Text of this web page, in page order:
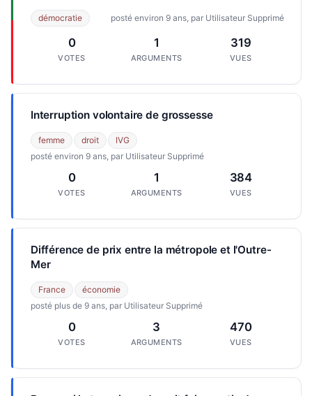
0
VOTES
1
ARGUMENTS
319
VUES
démocratie posté environ 9 ans, par Utilisateur Supprimé
0
VOTES
1
ARGUMENTS
384
VUES
Interruption volontaire de grossesse
femme droit
IVG
posté environ 9 ans, par Utilisateur Supprimé
0
VOTES
3
ARGUMENTS
470
VUES
Différence de prix entre la métropole et l'Outre-
Mer
France
économie
posté plus de 9 ans, par Utilisateur Supprimé